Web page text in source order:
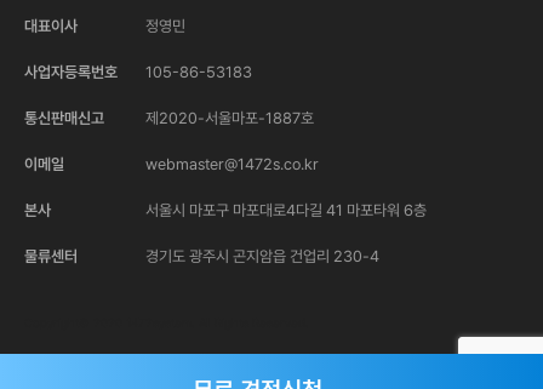
대표이사 정영민
사업자등록번호 105-86-53183
통신판매신고 제2020-서울마포-1887호
이메일 webmaster@1472s.co.kr
본사 서울시 마포구 마포대로4다길 41 마포타워 6층
물류센터 경기도 광주시 곤지암읍 건업리 230-4